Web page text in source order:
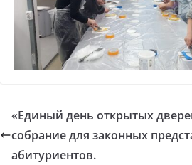
«Единый день открытых
собрание для законных
абитуриентов.